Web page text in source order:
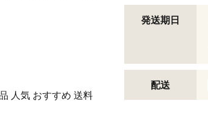
人気 おすすめ 送料
発送期日
配送